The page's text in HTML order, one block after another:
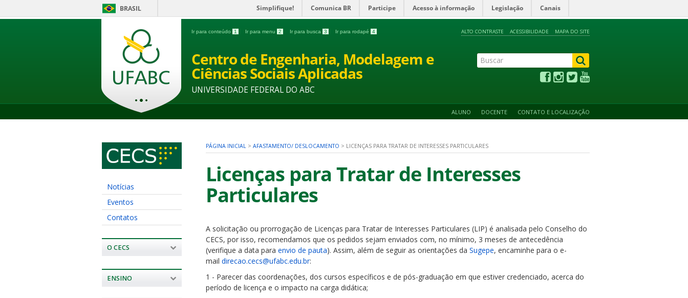
BRASIL Simplifique! Comunica BR Participe Acesso à informação Legislação Canais
Ir para conteúdo 1 Ir para menu 2 Ir para busca 3 Ir para rodapé 4 ALTO CONTRASTE ACESSIBILIDADE MAPA DO SITE
Centro de Engenharia, Modelagem e
Ciências Sociais Aplicadas
UNIVERSIDADE FEDERAL DO ABC
ALUNO DOCENTE CONTATO E LOCALIZAÇÃO
Notícias
Eventos
Contatos
O CECS
ENSINO
PÁGINA INICIAL > AFASTAMENTO/ DESLOCAMENTO > LICENÇAS PARA TRATAR DE INTERESSES PARTICULARES
Licenças para Tratar de Interesses
Particulares
A solicitação ou prorrogação de Licenças para Tratar de Interesses Particulares (LIP) é analisada pelo Conselho do
CECS, por isso, recomendamos que os pedidos sejam enviados com, no mínimo, 3 meses de antecedência
(verifique a data para envio de pauta). Assim, além de seguir as orientações da Sugepe, encaminhe para o e-
mail direcao.cecs@ufabc.edu.br:
1 - Parecer das coordenações, dos cursos específicos e de pós-graduação em que estiver credenciado, acerca do
período de licença e o impacto na carga didática;